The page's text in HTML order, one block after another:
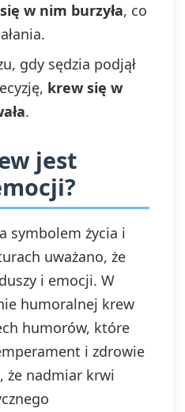
w nim burzyła, co
gdy sędzia podjął
krew się w
.
jest
symbolem życia i
uważano, że
i emocji. W
humoralnej krew
humorów, które
i zdrowie
że nadmiar krwi